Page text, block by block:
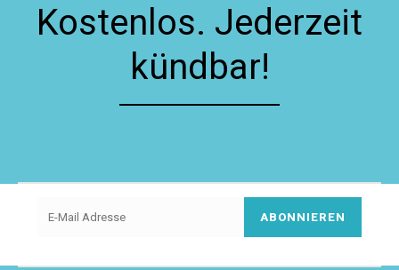
Kostenlos. Jederzeit
kündbar!
ABONNIEREN